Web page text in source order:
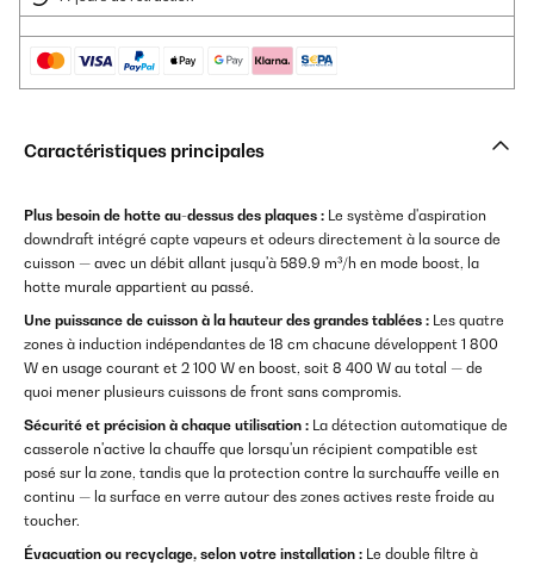
Caractéristiques principales
Plus besoin de hotte au-dessus des plaques : Le système d'aspiration
downdraft intégré capte vapeurs et odeurs directement à la source de
cuisson — avec un débit allant jusqu'à 589.9 m³/h en mode boost, la
hotte murale appartient au passé.
Une puissance de cuisson à la hauteur des grandes tablées : Les quatre
zones à induction indépendantes de 18 cm chacune développent 1 800
W en usage courant et 2 100 W en boost, soit 8 400 W au total — de
quoi mener plusieurs cuissons de front sans compromis.
Sécurité et précision à chaque utilisation : La détection automatique de
casserole n'active la chauffe que lorsqu'un récipient compatible est
posé sur la zone, tandis que la protection contre la surchauffe veille en
continu — la surface en verre autour des zones actives reste froide au
toucher.
Évacuation ou recyclage, selon votre installation : Le double filtre à